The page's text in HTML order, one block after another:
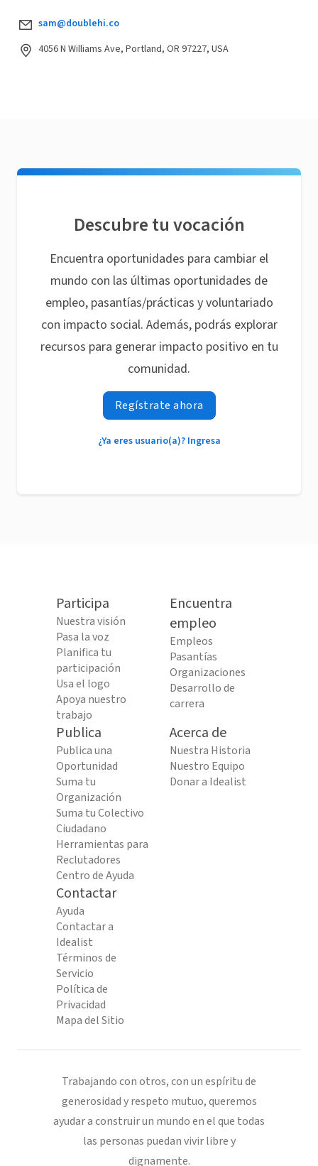
sam@doublehi.co
4056 N Williams Ave, Portland, OR 97227, USA
Descubre tu vocación
Encuentra oportunidades para cambiar el
mundo con las últimas oportunidades de
empleo, pasantías/prácticas y voluntariado
con impacto social. Además, podrás explorar
recursos para generar impacto positivo en tu
comunidad.
Regístrate ahora
¿Ya eres usuario(a)? Ingresa
Participa
Nuestra visión
Pasa la voz
Planifica tu
participación
Usa el logo
Apoya nuestro
trabajo
Encuentra
empleo
Empleos
Pasantías
Organizaciones
Desarrollo de
carrera
Publica
Publica una
Oportunidad
Suma tu
Organización
Suma tu Colectivo
Ciudadano
Herramientas para
Reclutadores
Centro de Ayuda
Acerca de
Nuestra Historia
Nuestro Equipo
Donar a Idealist
Contactar
Ayuda
Contactar a
Idealist
Términos de
Servicio
Política de
Privacidad
Mapa del Sitio
Trabajando con otros, con un espíritu de
generosidad y respeto mutuo, queremos
ayudar a construir un mundo en el que todas
las personas puedan vivir libre y
dignamente.